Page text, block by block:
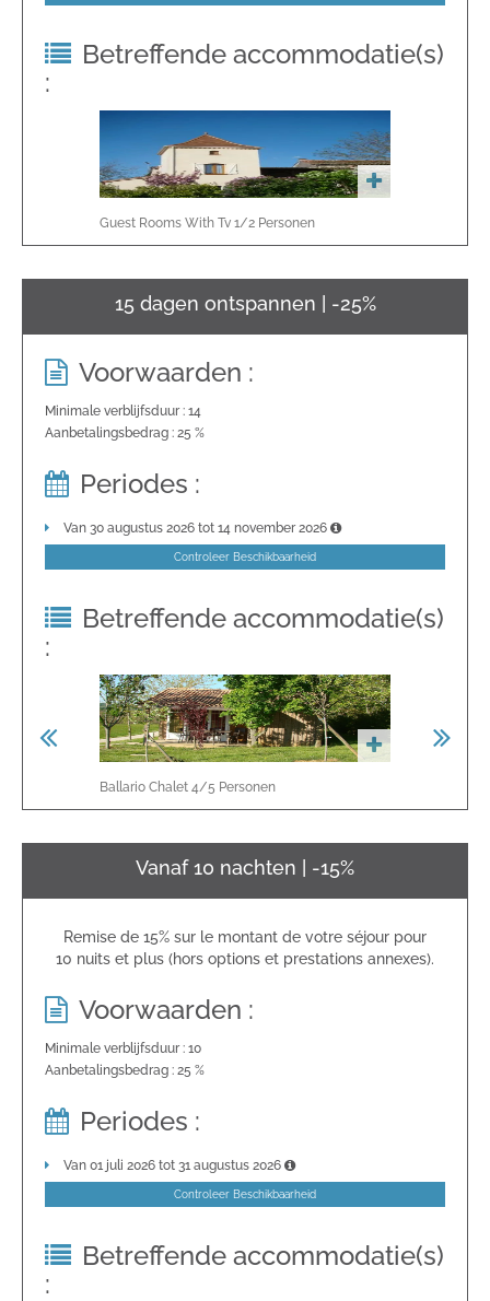
Betreffende accommodatie(s)
:
Guest Rooms With Tv 1/2 Personen
15 dagen ontspannen | -25%
Voorwaarden :
Minimale verblijfsduur : 14
Aanbetalingsbedrag : 25 %
Periodes :
Van 30 augustus 2026 tot 14 november 2026
Controleer Beschikbaarheid
Betreffende accommodatie(s)
:
Ballario Chalet 4/5 Personen
Vanaf 10 nachten | -15%
Remise de 15% sur le montant de votre séjour pour
10 nuits et plus (hors options et prestations annexes).
Voorwaarden :
Minimale verblijfsduur : 10
Aanbetalingsbedrag : 25 %
Periodes :
Van 01 juli 2026 tot 31 augustus 2026
Controleer Beschikbaarheid
Betreffende accommodatie(s)
: